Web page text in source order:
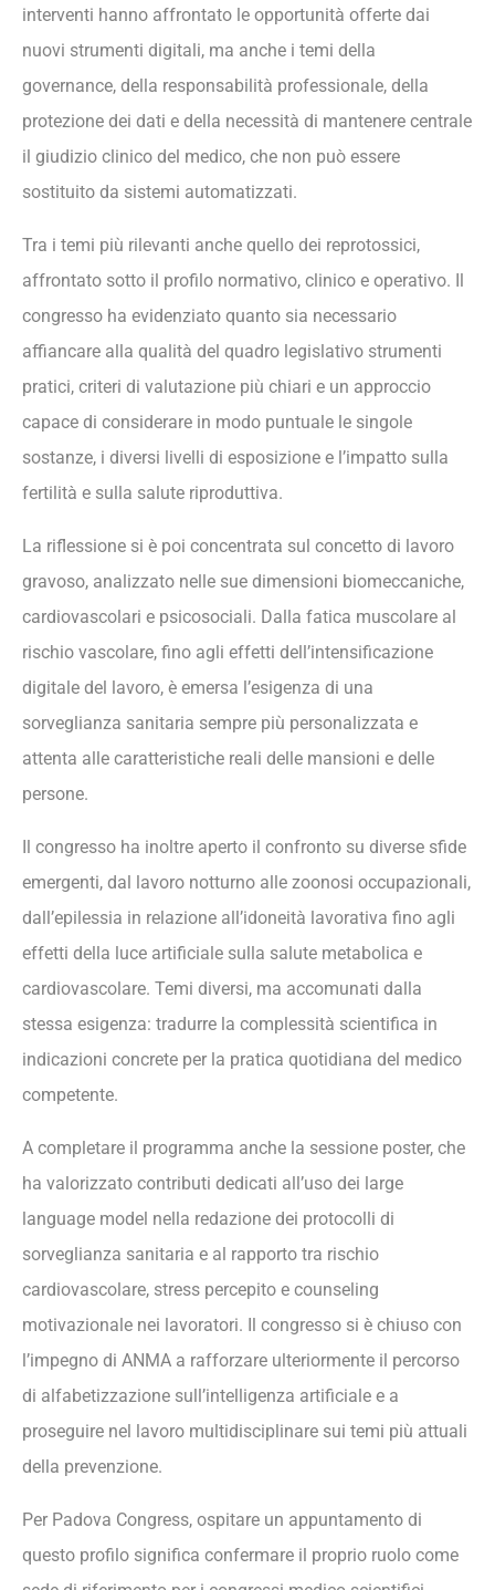
interventi hanno affrontato le opportunità offerte dai
nuovi strumenti digitali, ma anche i temi della
governance, della responsabilità professionale, della
protezione dei dati e della necessità di mantenere centrale
il giudizio clinico del medico, che non può essere
sostituito da sistemi automatizzati.
Tra i temi più rilevanti anche quello dei reprotossici,
affrontato sotto il profilo normativo, clinico e operativo. Il
congresso ha evidenziato quanto sia necessario
affiancare alla qualità del quadro legislativo strumenti
pratici, criteri di valutazione più chiari e un approccio
capace di considerare in modo puntuale le singole
sostanze, i diversi livelli di esposizione e l’impatto sulla
fertilità e sulla salute riproduttiva.
La riflessione si è poi concentrata sul concetto di lavoro
gravoso, analizzato nelle sue dimensioni biomeccaniche,
cardiovascolari e psicosociali. Dalla fatica muscolare al
rischio vascolare, fino agli effetti dell’intensificazione
digitale del lavoro, è emersa l’esigenza di una
sorveglianza sanitaria sempre più personalizzata e
attenta alle caratteristiche reali delle mansioni e delle
persone.
Il congresso ha inoltre aperto il confronto su diverse sfide
emergenti, dal lavoro notturno alle zoonosi occupazionali,
dall’epilessia in relazione all’idoneità lavorativa fino agli
effetti della luce artificiale sulla salute metabolica e
cardiovascolare. Temi diversi, ma accomunati dalla
stessa esigenza: tradurre la complessità scientifica in
indicazioni concrete per la pratica quotidiana del medico
competente.
A completare il programma anche la sessione poster, che
ha valorizzato contributi dedicati all’uso dei large
language model nella redazione dei protocolli di
sorveglianza sanitaria e al rapporto tra rischio
cardiovascolare, stress percepito e counseling
motivazionale nei lavoratori. Il congresso si è chiuso con
l’impegno di ANMA a rafforzare ulteriormente il percorso
di alfabetizzazione sull’intelligenza artificiale e a
proseguire nel lavoro multidisciplinare sui temi più attuali
della prevenzione.
Per Padova Congress, ospitare un appuntamento di
questo profilo significa confermare il proprio ruolo come